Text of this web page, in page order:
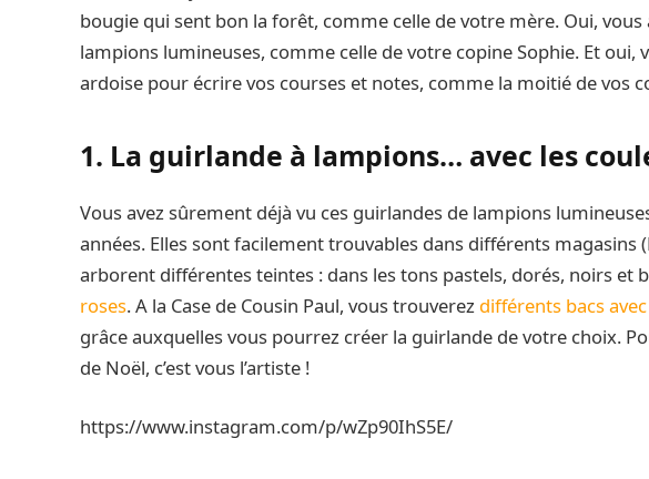
bougie qui sent bon la forêt, comme celle de votre mère. Oui,
lampions lumineuses, comme celle de votre copine Sophie. Et oui,
ardoise pour écrire vos courses et notes, comme la moitié de vos
1. La guirlande à lampions… avec les
Vous avez sûrement déjà vu ces guirlandes de lampions
années. Elles sont facilement trouvables dans différents magasins
arborent différentes teintes : dans les tons pastels, dorés, noirs et
roses. A la Case de Cousin Paul, vous trouverez différents bacs
grâce auxquelles vous pourrez créer la guirlande de votre choix.
de Noël, c’est vous l’artiste !
https://www.instagram.com/p/wZp90IhS5E/